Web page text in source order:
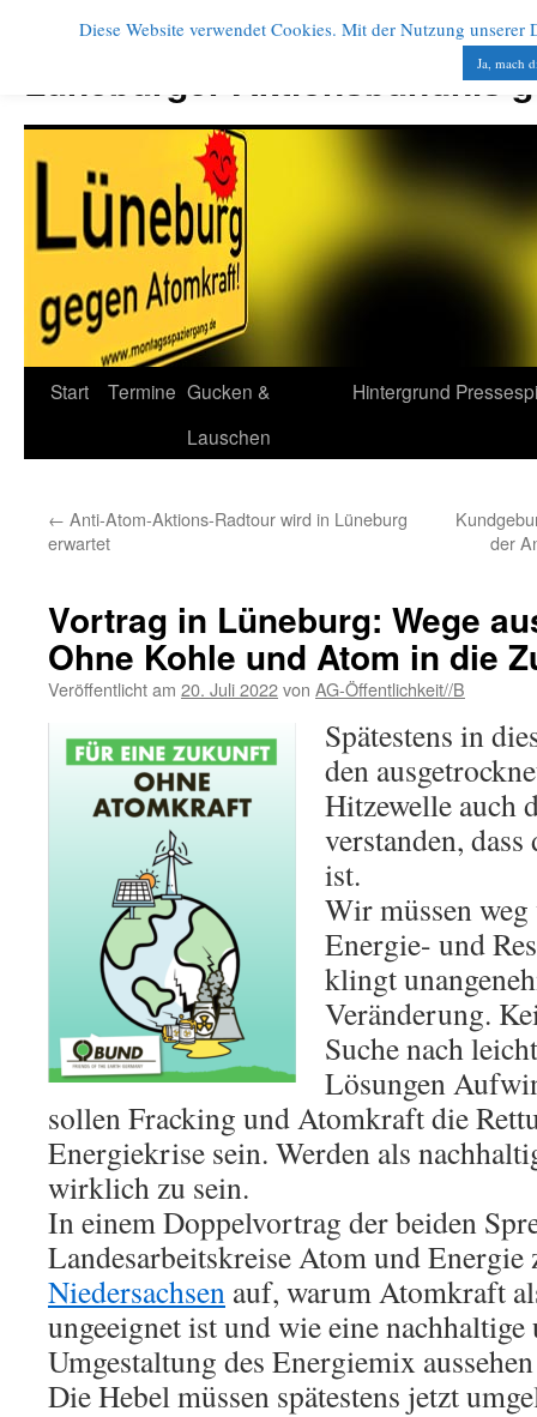
Lüneburger Aktionsbündnis
Start Termine Gucken &
Lauschen
Hintergrund
← Anti-Atom-Aktions-Radtour wird in Lüneburg
erwartet
der
Vortrag in Lüneburg: Wege
Ohne Kohle und Atom in die
Veröffentlicht am 20. Juli 2022von AG-Öffentlichkeit//B
Spätestens in
den
Hitzewelle auch
verstanden,
ist.
Wir müssen
Energie- und
klingt
Veränderung.
Suche nach
Lösungen
sollen Fracking und Atomkraft die
Energiekrise sein. Werden als
wirklich zu sein.
In einem Doppelvortrag der beiden
Landesarbeitskreise Atom und
Niedersachsen auf, warum Atomkraft
ungeeignet ist und wie eine
Umgestaltung des Energiemix
Die Hebel müssen spätestens jetzt
Diese Website verwendet Cookies. Mit der Nutzung
Ja, mach